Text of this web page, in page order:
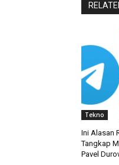
Tekno
Ini Alasan
Tangkap
Pavel